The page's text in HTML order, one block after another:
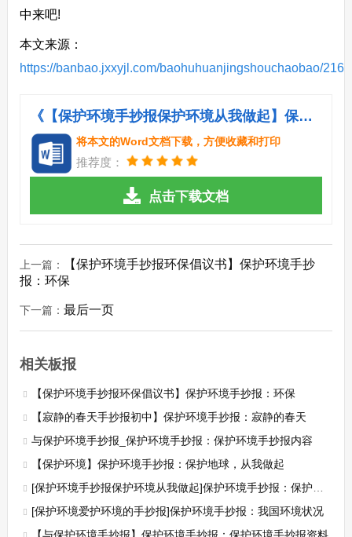
中来吧!
本文来源：
https://banbao.jxxyjl.com/baohuhuanjingshouchaobao/
《【保护环境手抄报保护环境从我做起】保护环境手抄报：保护环境.doc》
将本文的Word文档下载，方便收藏和打印
推荐度：
点击下载文档
上一篇：
【保护环境手抄报环保倡议书】保护环境手抄
报：环保
下一篇： 最后一页
相关板报
【保护环境手抄报环保倡议书】保护环境手抄报：环保
【寂静的春天手抄报初中】保护环境手抄报：寂静的春天
与保护环境手抄报_保护环境手抄报：保护环境手抄报内容
【保护环境】保护环境手抄报：保护地球，从我做起
[保护环境手抄报保护环境从我做起]保护环境手抄报：保护环境
[保护环境爱护环境的手抄报]保护环境手抄报：我国环境状况